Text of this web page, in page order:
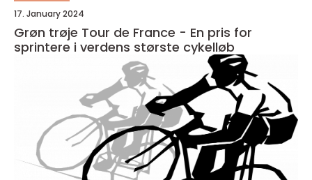
17. January 2024
Grøn trøje Tour de France - En pris for
sprintere i verdens største cykelløb